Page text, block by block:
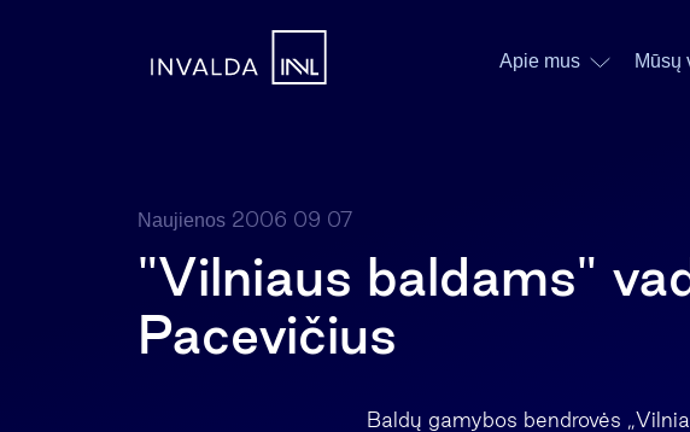
Apie mus Mūsų
Naujienos 2006 09 07
"Vilniaus baldams"
Pacevičius
Baldų gamybos bendrovės